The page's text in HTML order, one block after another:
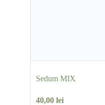
Sedum MIX
40,00 lei